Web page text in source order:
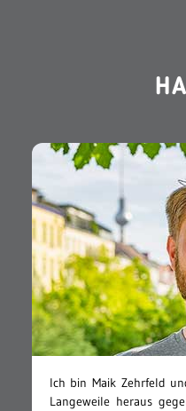
Ich bin Maik Zehrfeld
Langeweile heraus